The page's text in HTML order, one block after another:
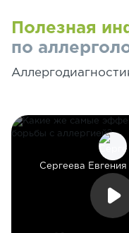
Полезная
по
Сергеева